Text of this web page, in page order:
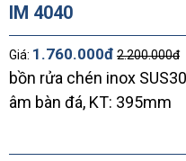
IM 4040
Giá: 1.760.000đ 2.200.000đ
bồn rửa chén inox
âm bàn đá, KT: 395mm